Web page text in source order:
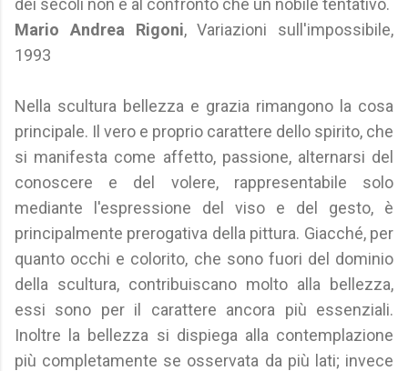
dei secoli non è al confronto che un nobile tentativo.
Mario Andrea Rigoni, Variazioni sull'impossibile,
1993
Nella scultura bellezza e grazia rimangono la cosa
principale. Il vero e proprio carattere dello spirito, che
si manifesta come affetto, passione, alternarsi del
conoscere e del volere, rappresentabile solo
mediante l'espressione del viso e del gesto, è
principalmente prerogativa della pittura. Giacché, per
quanto occhi e colorito, che sono fuori del dominio
della scultura, contribuiscano molto alla bellezza,
essi sono per il carattere ancora più essenziali.
Inoltre la bellezza si dispiega alla contemplazione
più completamente se osservata da più lati; invece